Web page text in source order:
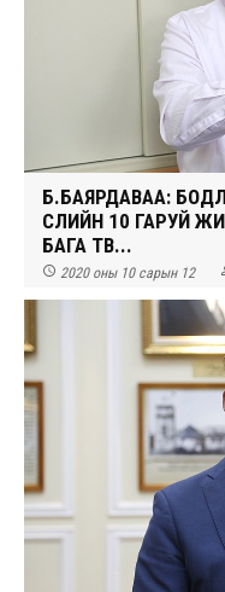
Б.БАЯРДАВАА:
СҮҮЛИЙН 10 ГАРУЙ
БАГА ТҮВ...
 2020 оны 10 сарын 12